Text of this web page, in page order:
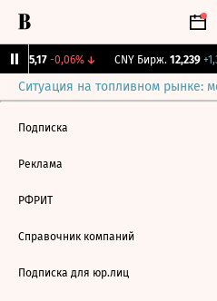
115,17 -0,06%↓ CNY Бирж. 12,239
Ситуация на топливном рынке:
Подписка
Реклама
РФРИТ
Справочник компаний
Подписка для юр.лиц